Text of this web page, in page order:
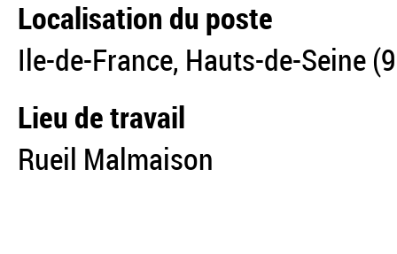
Localisation du poste
Ile-de-France, Hauts-de-Seine
Lieu de travail
Rueil Malmaison